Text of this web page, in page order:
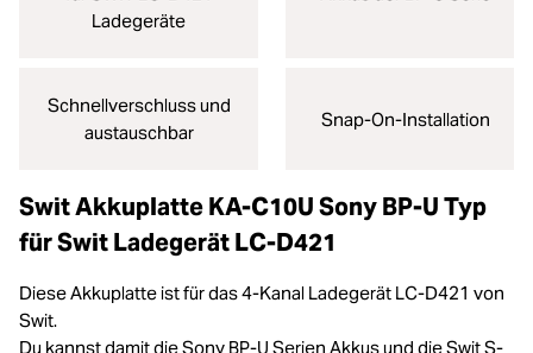
Ladegeräte
Schnellverschluss und
austauschbar
Snap-On-Installation
Swit Akkuplatte KA-C10U Sony BP-U Typ
für Swit Ladegerät LC-D421
Diese Akkuplatte ist für das 4-Kanal Ladegerät LC-D421 von
Swit.
Du kannst damit die Sony BP-U Serien Akkus und die Swit S-